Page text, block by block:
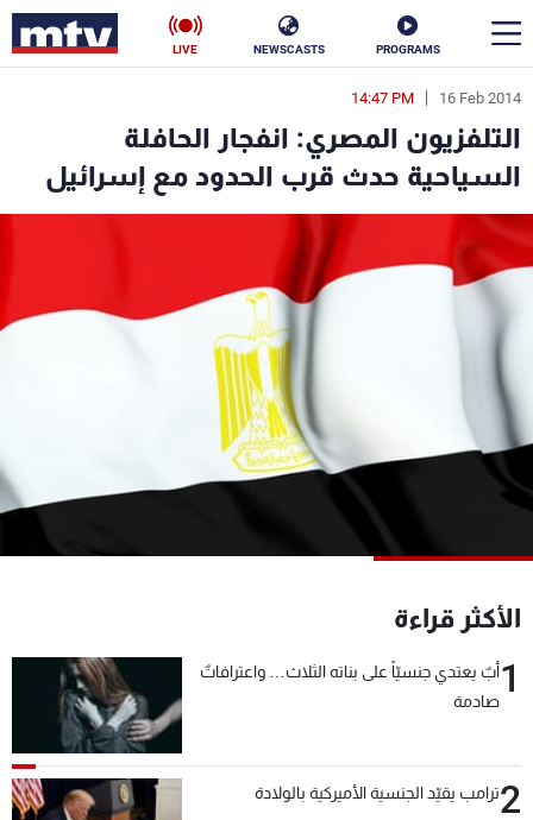
PROGRAMS
NEWSCASTS
LIVE
16 Feb 2014
14:47 PM
التلفزيون المصري: انفجار الحافلة
السياحية حدث قرب الحدود مع إسرائيل
الأكثر قراءة
1أبٌ يعتدي جنسيّاً على بناته الثلاث… واعترافاتٌ
صادمة
2ترامب يقيّد الجنسية الأميركية بالولادة
en
الأخبار
سياسة ناس
إقتصاد
منوعات رياضة
كأس العالم
شاهد البرامج
عن MTV
الإنـتـاج
وظائف
شروط الإسـتخدام